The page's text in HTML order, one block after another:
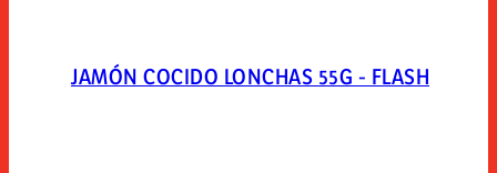
JAMÓN COCIDO LONCHAS 55G - FLASH